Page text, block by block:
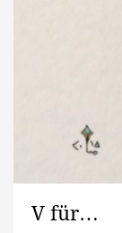
V für…